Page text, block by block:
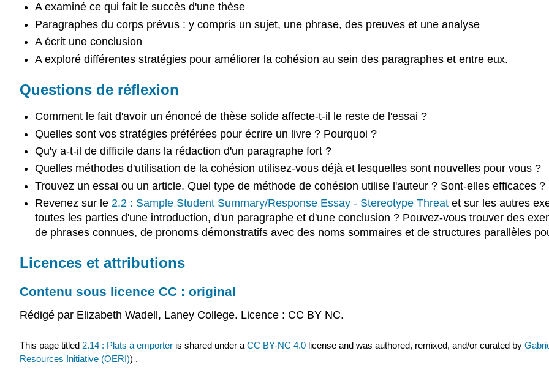
A examiné ce qui fait le succès d'une thèse
Paragraphes du corps prévus : y compris un sujet, une phrase, des preuves et une analyse
A écrit une conclusion
A exploré différentes stratégies pour améliorer la cohésion au sein des paragraphes et entre eux.
Questions de réflexion
Comment le fait d'avoir un énoncé de thèse solide affecte-t-il le reste de l'essai ?
Quelles sont vos stratégies préférées pour écrire un livre ? Pourquoi ?
Qu'y a-t-il de difficile dans la rédaction d'un paragraphe fort ?
Quelles méthodes d'utilisation de la cohésion utilisez-vous déjà et lesquelles sont nouvelles pour vous ?
Trouvez un essai ou un article. Quel type de méthode de cohésion utilise l'auteur ? Sont-elles efficaces ?
Revenez sur le 2.2 : Sample Student Summary/Response Essay - Stereotype Threatet sur les autres
toutes les parties d'une introduction, d'un paragraphe et d'une conclusion ? Pouvez-vous trouver des
de phrases connues, de pronoms démonstratifs avec des noms sommaires et de structures parallèles
Licences et attributions
Contenu sous licence CC : original
Rédigé par Elizabeth Wadell, Laney College. Licence : CC BY NC.
This page titled 2.14 : Plats à emporter is shared under a CC BY-NC 4.0 license and was authored, remixed, and/or curated by
Resources Initiative (OERI)) .